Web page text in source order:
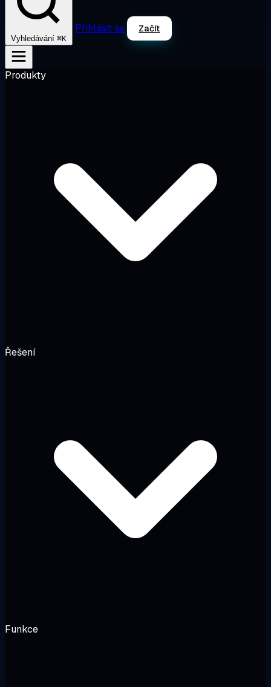
Vyhledávání ⌘K
Přihlásit se Začít
Produkty
Řešení
Funkce